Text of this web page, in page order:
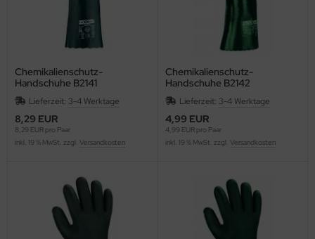
Chemikalienschutz-
Handschuhe B2141
Lieferzeit: 3-4 Werktage
8,29 EUR
8,29 EUR pro Paar
inkl. 19 % MwSt. zzgl. Versandkosten
Chemikalienschutz-
Handschuhe B2142
Lieferzeit: 3-4 Werktage
4,99 EUR
4,99 EUR pro Paar
inkl. 19 % MwSt. zzgl. Versandkosten